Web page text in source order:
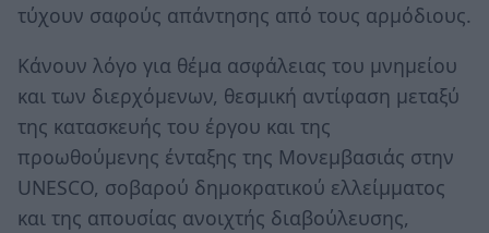
τύχουν σαφούς απάντησης από τους αρμόδιους.
Κάνουν λόγο για θέμα ασφάλειας του μνημείου
και των διερχόμενων, θεσμική αντίφαση μεταξύ
της κατασκευής του έργου και της
προωθούμενης ένταξης της Μονεμβασιάς στην
UNESCO, σοβαρού δημοκρατικού ελλείμματος
και της απουσίας ανοιχτής διαβούλευσης,